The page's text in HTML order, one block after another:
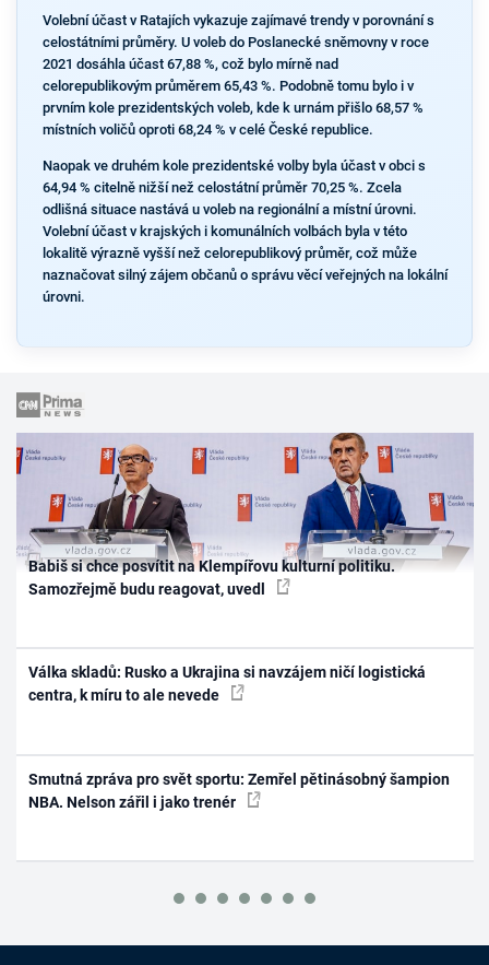
Volební účast v Ratajích vykazuje zajímavé trendy v porovnání s
celostátními průměry. U voleb do Poslanecké sněmovny v roce
2021 dosáhla účast 67,88 %, což bylo mírně nad
celorepublikovým průměrem 65,43 %. Podobně tomu bylo i v
prvním kole prezidentských voleb, kde k urnám přišlo 68,57 %
místních voličů oproti 68,24 % v celé České republice.
Naopak ve druhém kole prezidentské volby byla účast v obci s
64,94 % citelně nižší než celostátní průměr 70,25 %. Zcela
odlišná situace nastává u voleb na regionální a místní úrovni.
Volební účast v krajských i komunálních volbách byla v této
lokalitě výrazně vyšší než celorepublikový průměr, což může
naznačovat silný zájem občanů o správu věcí veřejných na lokální
úrovni.
Babiš si chce posvítit na Klempířovu kulturní politiku.
Samozřejmě budu reagovat, uvedl
Válka skladů: Rusko a Ukrajina si navzájem ničí logistická
centra, k míru to ale nevede
Smutná zpráva pro svět sportu: Zemřel pětinásobný šampion
NBA. Nelson zářil i jako trenér